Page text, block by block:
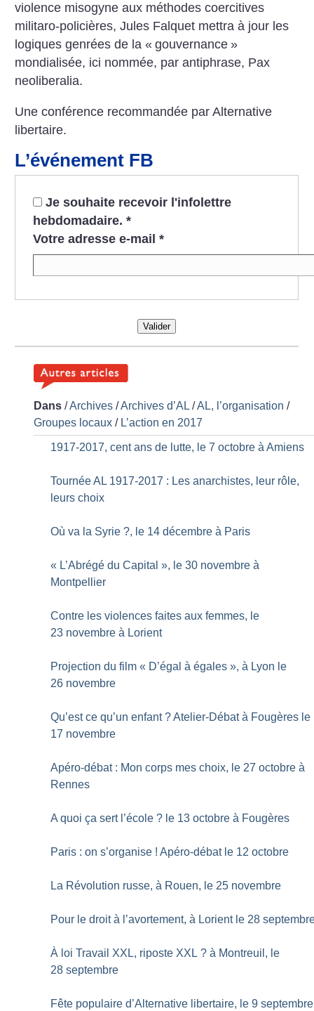
violence misogyne aux méthodes coercitives
militaro-policières, Jules Falquet mettra à jour les
logiques genrées de la « gouvernance »
mondialisée, ici nommée, par antiphrase, Pax
neoliberalia.
Une conférence recommandée par Alternative
libertaire.
L’événement FB
Je souhaite recevoir l'infolettre
hebdomadaire. *
Votre adresse e-mail *
Valider
Dans /Archives /Archives d’AL /AL, l’organisation /
Groupes locaux / L’action en 2017
1917-2017, cent ans de lutte, le 7 octobre à Amiens
Tournée AL 1917-2017 : Les anarchistes, leur rôle,
leurs choix
Où va la Syrie ?, le 14 décembre à Paris
« L’Abrégé du Capital », le 30 novembre à
Montpellier
Contre les violences faites aux femmes, le
23 novembre à Lorient
Projection du film « D’égal à égales », à Lyon le
26 novembre
Qu’est ce qu’un enfant ? Atelier-Débat à Fougères le
17 novembre
Apéro-débat : Mon corps mes choix, le 27 octobre à
Rennes
A quoi ça sert l’école ? le 13 octobre à Fougères
Paris : on s’organise ! Apéro-débat le 12 octobre
La Révolution russe, à Rouen, le 25 novembre
Pour le droit à l’avortement, à Lorient le 28
À loi Travail XXL, riposte XXL ? à Montreuil, le
28 septembre
Fête populaire d’Alternative libertaire, le 9 septembre